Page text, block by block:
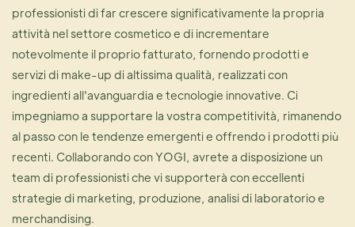
professionisti di far crescere significativamente la propria
attività nel settore cosmetico e di incrementare
notevolmente il proprio fatturato, fornendo prodotti e
servizi di make-up di altissima qualità, realizzati con
ingredienti all'avanguardia e tecnologie innovative. Ci
impegniamo a supportare la vostra competitività, rimanendo
al passo con le tendenze emergenti e offrendo i prodotti più
recenti. Collaborando con YOGI, avrete a disposizione un
team di professionisti che vi supporterà con eccellenti
strategie di marketing, produzione, analisi di laboratorio e
merchandising.